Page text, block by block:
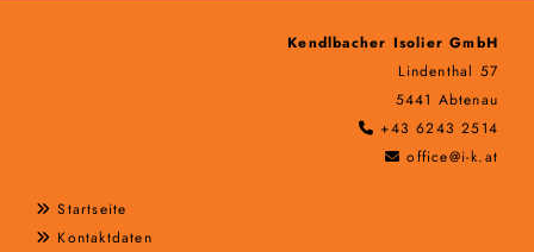
Kendlbacher Isolier GmbH
Lindenthal 57
5441 Abtenau
 +43 6243 2514
 office@i-k.at
 Startseite
 Kontaktdaten